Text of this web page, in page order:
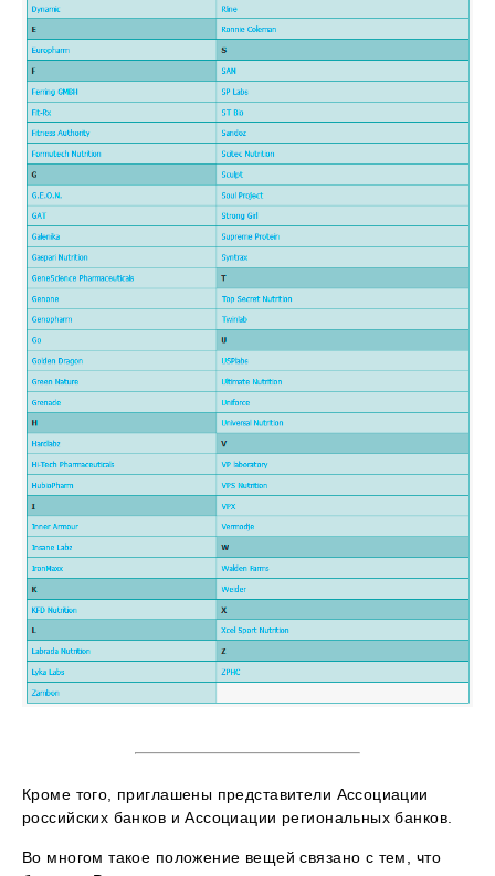
Кроме того, приглашены представители Ассоциации
российских банков и Ассоциации региональных банков.
Во многом такое положение вещей связано с тем, что